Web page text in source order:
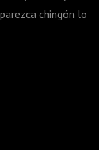
chingón lo